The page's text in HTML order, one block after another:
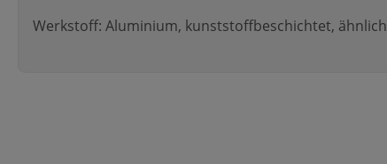
Werkstoff: Aluminium, kunststoffbeschichtet,